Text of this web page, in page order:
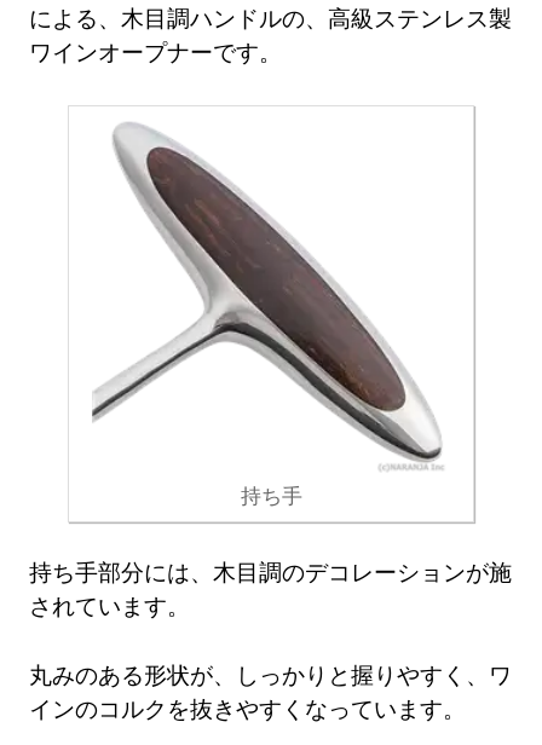
による、木目調ハンドルの、高級ステンレス製
ワインオープナーです。
持ち手
持ち手部分には、木目調のデコレーションが施
されています。
丸みのある形状が、しっかりと握りやすく、ワ
インのコルクを抜きやすくなっています。